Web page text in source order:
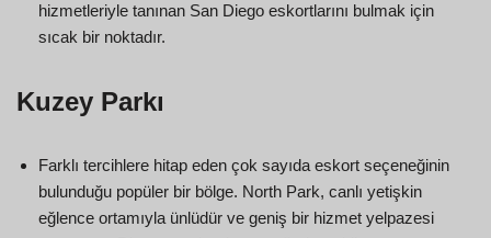
hizmetleriyle tanınan San Diego eskortlarını bulmak için
sıcak bir noktadır.
Kuzey Parkı
Farklı tercihlere hitap eden çok sayıda eskort seçeneğinin
bulunduğu popüler bir bölge. North Park, canlı yetişkin
eğlence ortamıyla ünlüdür ve geniş bir hizmet yelpazesi